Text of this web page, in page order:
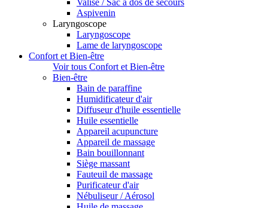
Valise / Sac à dos de secours
Aspivenin
Laryngoscope
Laryngoscope
Lame de laryngoscope
Confort et Bien-être
Voir tous Confort et Bien-être
Bien-être
Bain de paraffine
Humidificateur d'air
Diffuseur d'huile essentielle
Huile essentielle
Appareil acupuncture
Appareil de massage
Bain bouillonnant
Siège massant
Fauteuil de massage
Purificateur d'air
Nébuliseur / Aérosol